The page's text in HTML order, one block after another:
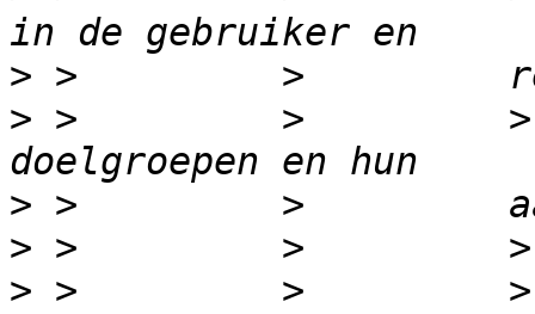
>
> >         >         >
>
>
> >         >         >